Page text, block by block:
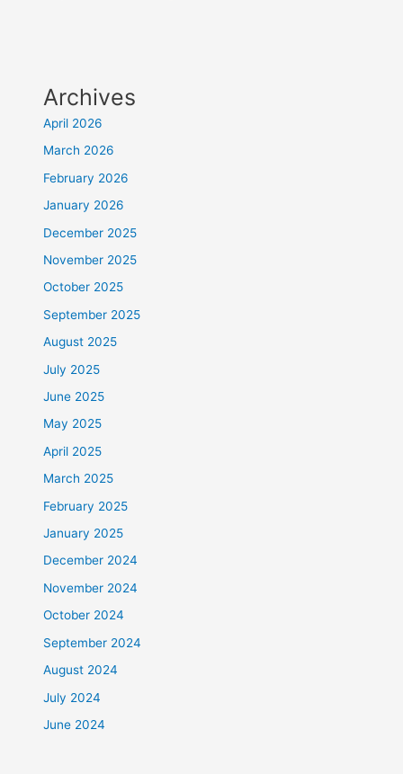
Archives
April 2026
March 2026
February 2026
January 2026
December 2025
November 2025
October 2025
September 2025
August 2025
July 2025
June 2025
May 2025
April 2025
March 2025
February 2025
January 2025
December 2024
November 2024
October 2024
September 2024
August 2024
July 2024
June 2024